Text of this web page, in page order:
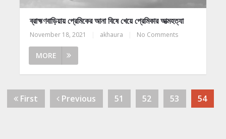
ব্রাহ্মণবাড়িয়ায় প্রেমিকের আনা বিষে খেয়ে প্রেমিকার আত্মহত্যা
November 18, 2021 akhaura No Comments
MORE
First Previous 51 52 53 54